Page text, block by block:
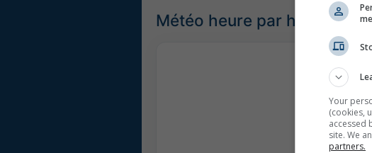
Météo heure par heure à
Your
(cookies,
accessed
site. We
partners.